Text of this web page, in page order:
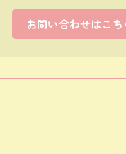
お問い合わせはこち